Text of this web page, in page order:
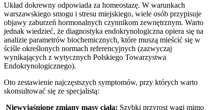
Układ dokrewny odpowiada za homeostazę. W warunkach
warszawskiego smogu i stresu miejskiego, wiele osób przypisuje
objawy zaburzeń hormonalnych czynnikom zewnętrznym. Warto
jednak wiedzieć, że diagnostyka endokrynologiczna opiera się na
analizie parametrów biochemicznych, które muszą mieścić się w
ściśle określonych normach referencyjnych (zazwyczaj
wynikających z wytycznych Polskiego Towarzystwa
Endokrynologicznego).
Oto zestawienie najczęstszych symptomów, przy których warto
skonsultować się ze specjalistą:
Niewyjaśnione zmiany masy ciała: Szybki przyrost wagi mimo